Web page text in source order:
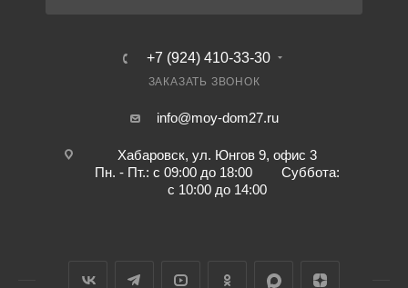
+7 (924) 410-33-30
ЗАКАЗАТЬ ЗВОНОК
info@moy-dom27.ru
Хабаровск, ул. Юнгов 9, офис 3
Пн. - Пт.: с 09:00 до 18:00 Суббота:
с 10:00 до 14:00